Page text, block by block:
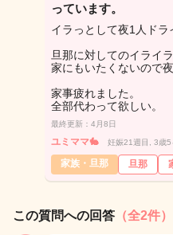
っています。
イラっとして夜1人ド
旦那に対してのイライ
家にもいたくないので
家事疲れました。
全部代わって欲しい。
最終更新：4月8日
ユミママ🐇 妊娠21週目, 3歳5
家族・旦那 旦那
この質問への回答 （全2件）